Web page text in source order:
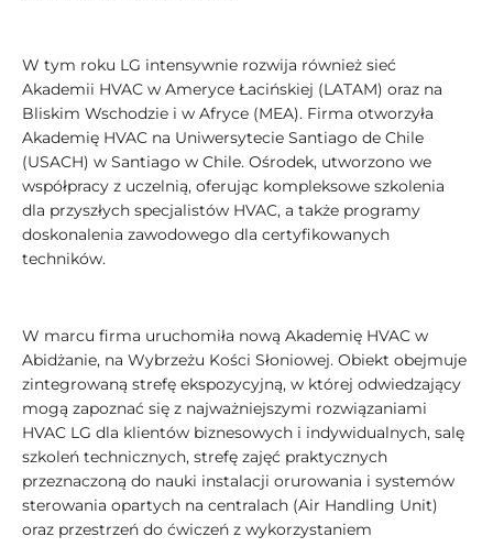
W tym roku LG intensywnie rozwija również sieć
Akademii HVAC w Ameryce Łacińskiej (LATAM) oraz na
Bliskim Wschodzie i w Afryce (MEA). Firma otworzyła
Akademię HVAC na Uniwersytecie Santiago de Chile
(USACH) w Santiago w Chile. Ośrodek, utworzono we
współpracy z uczelnią, oferując kompleksowe szkolenia
dla przyszłych specjalistów HVAC, a także programy
doskonalenia zawodowego dla certyfikowanych
techników.
W marcu firma uruchomiła nową Akademię HVAC w
Abidżanie, na Wybrzeżu Kości Słoniowej. Obiekt obejmuje
zintegrowaną strefę ekspozycyjną, w której odwiedzający
mogą zapoznać się z najważniejszymi rozwiązaniami
HVAC LG dla klientów biznesowych i indywidualnych, salę
szkoleń technicznych, strefę zajęć praktycznych
przeznaczoną do nauki instalacji orurowania i systemów
sterowania opartych na centralach (Air Handling Unit)
oraz przestrzeń do ćwiczeń z wykorzystaniem